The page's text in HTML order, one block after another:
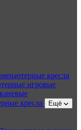
кресла
игровые
кресла Ещё